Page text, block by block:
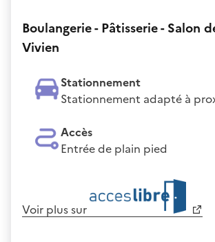
Boulangerie - Pâtisserie - Salon
Vivien
Stationnement
Stationnement adapté à
Accès
Entrée de plain pied
Voir plus sur